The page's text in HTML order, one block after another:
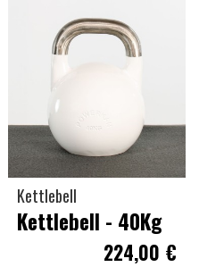
Kettlebell
Kettlebell - 40Kg
224,00 €